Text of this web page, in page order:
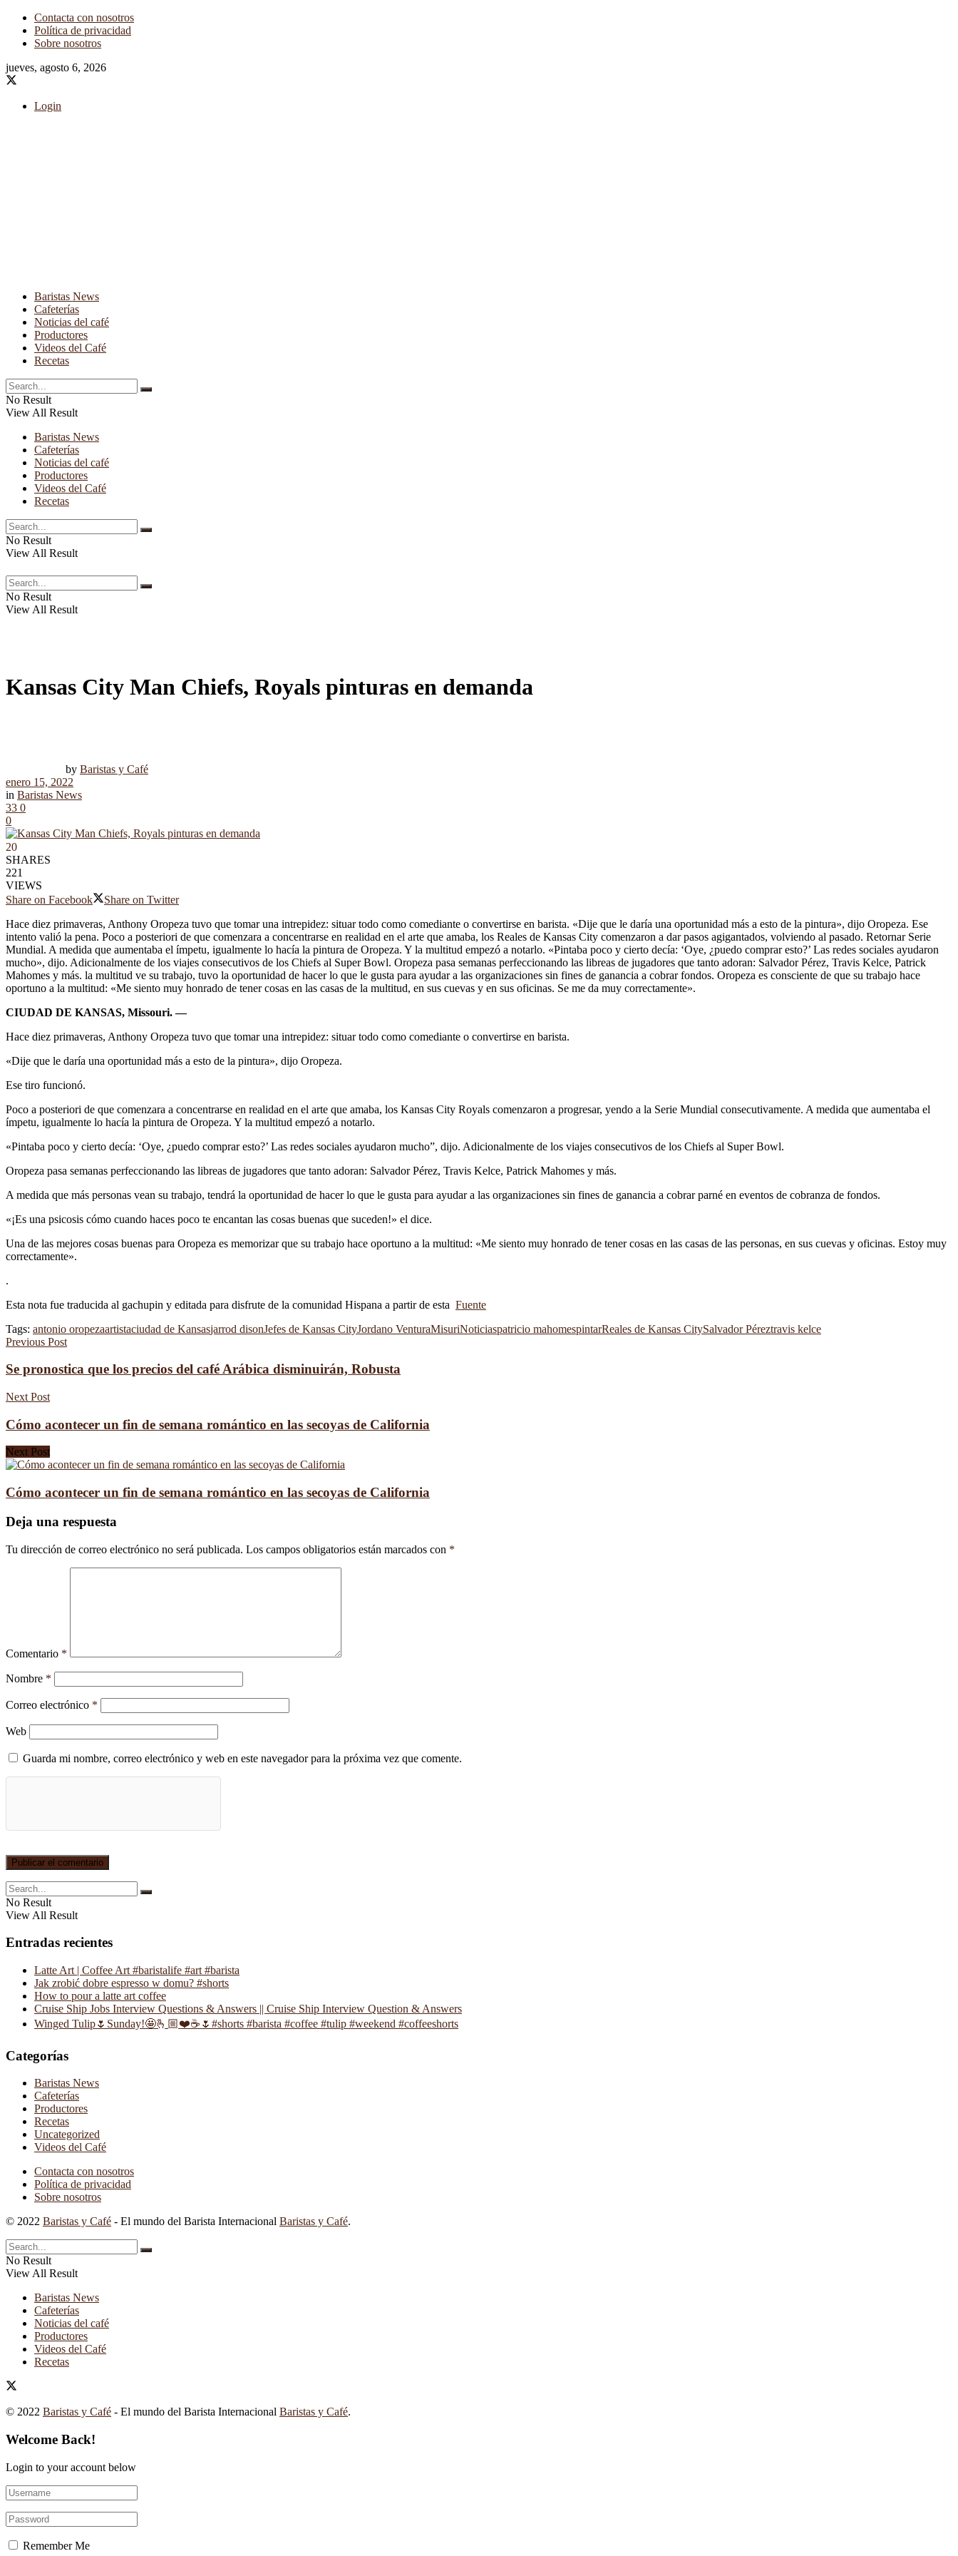
Contacta con nosotros
Política de privacidad
Sobre nosotros
jueves, agosto 6, 2026
Login
Baristas News
Cafeterías
Noticias del café
Productores
Videos del Café
Recetas
No Result
View All Result
Baristas News
Cafeterías
Noticias del café
Productores
Videos del Café
Recetas
No Result
View All Result
No Result
View All Result
Kansas City Man Chiefs, Royals pinturas en demanda
by Baristas y Café
enero 15, 2022
in Baristas News
33 0
0
20
SHARES
221
VIEWS
Share on Facebook
Share on Twitter
Hace diez primaveras, Anthony Oropeza tuvo que tomar una intrepidez: situar todo como comediante o convertirse en barista. «Dije que le daría una oportunidad más a esto de la pintura», dijo Oropeza. Ese
intento valió la pena. Poco a posteriori de que comenzara a concentrarse en realidad en el arte que amaba, los Reales de Kansas City comenzaron a dar pasos agigantados, volviendo al pasado. Retornar Serie
Mundial. A medida que aumentaba el ímpetu, igualmente lo hacía la pintura de Oropeza. Y la multitud empezó a notarlo. «Pintaba poco y cierto decía: ‘Oye, ¿puedo comprar esto?’ Las redes sociales ayudaron
mucho», dijo. Adicionalmente de los viajes consecutivos de los Chiefs al Super Bowl. Oropeza pasa semanas perfeccionando las libreas de jugadores que tanto adoran: Salvador Pérez, Travis Kelce, Patrick
Mahomes y más. la multitud ve su trabajo, tuvo la oportunidad de hacer lo que le gusta para ayudar a las organizaciones sin fines de ganancia a cobrar fondos. Oropeza es consciente de que su trabajo hace
oportuno a la multitud: «Me siento muy honrado de tener cosas en las casas de la multitud, en sus cuevas y en sus oficinas. Se me da muy correctamente».
CIUDAD DE KANSAS, Missouri. —
Hace diez primaveras, Anthony Oropeza tuvo que tomar una intrepidez: situar todo como comediante o convertirse en barista.
«Dije que le daría una oportunidad más a esto de la pintura», dijo Oropeza.
Ese tiro funcionó.
Poco a posteriori de que comenzara a concentrarse en realidad en el arte que amaba, los Kansas City Royals comenzaron a progresar, yendo a la Serie Mundial consecutivamente. A medida que aumentaba el
ímpetu, igualmente lo hacía la pintura de Oropeza. Y la multitud empezó a notarlo.
«Pintaba poco y cierto decía: ‘Oye, ¿puedo comprar esto?’ Las redes sociales ayudaron mucho”, dijo. Adicionalmente de los viajes consecutivos de los Chiefs al Super Bowl.
Oropeza pasa semanas perfeccionando las libreas de jugadores que tanto adoran: Salvador Pérez, Travis Kelce, Patrick Mahomes y más.
A medida que más personas vean su trabajo, tendrá la oportunidad de hacer lo que le gusta para ayudar a las organizaciones sin fines de ganancia a cobrar parné en eventos de cobranza de fondos.
«¡Es una psicosis cómo cuando haces poco te encantan las cosas buenas que suceden!» el dice.
Una de las mejores cosas buenas para Oropeza es memorizar que su trabajo hace oportuno a la multitud: «Me siento muy honrado de tener cosas en las casas de las personas, en sus cuevas y oficinas. Estoy muy
correctamente».
.
Esta nota fue traducida al gachupin y editada para disfrute de la comunidad Hispana a partir de esta Fuente
Tags: antonio oropezaartistaciudad de Kansasjarrod disonJefes de Kansas CityJordano VenturaMisuriNoticiaspatricio mahomespintarReales de Kansas CitySalvador Péreztravis kelce
Previous Post
Se pronostica que los precios del café Arábica disminuirán, Robusta
Next Post
Cómo acontecer un fin de semana romántico en las secoyas de California
Next Post
Cómo acontecer un fin de semana romántico en las secoyas de California
Deja una respuesta
Tu dirección de correo electrónico no será publicada. Los campos obligatorios están marcados con *
Comentario *
Nombre *
Correo electrónico *
Web
Guarda mi nombre, correo electrónico y web en este navegador para la próxima vez que comente.
No Result
View All Result
Entradas recientes
Latte Art | Coffee Art #baristalife #art #barista
Jak zrobić dobre espresso w domu? #shorts
How to pour a latte art coffee
Cruise Ship Jobs Interview Questions & Answers || Cruise Ship Interview Question & Answers
Winged Tulip🌷Sunday!🤩🫰🏼❤️☕️🌷#shorts #barista #coffee #tulip #weekend #coffeeshorts
Categorías
Baristas News
Cafeterías
Productores
Recetas
Uncategorized
Videos del Café
Contacta con nosotros
Política de privacidad
Sobre nosotros
© 2022 Baristas y Café - El mundo del Barista Internacional Baristas y Café.
No Result
View All Result
Baristas News
Cafeterías
Noticias del café
Productores
Videos del Café
Recetas
© 2022 Baristas y Café - El mundo del Barista Internacional Baristas y Café.
Welcome Back!
Login to your account below
Remember Me